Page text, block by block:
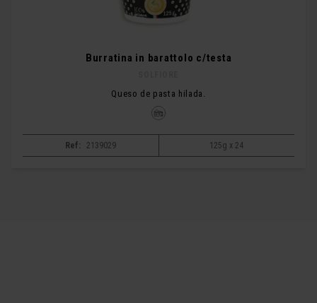
Burratina in barattolo c/testa
Queso de pasta hilada.
Ref: 2139029 125g x 24